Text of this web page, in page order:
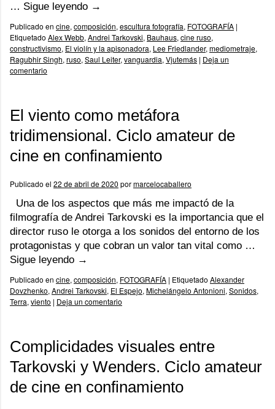
… Sigue leyendo →
Publicado en cine, composición, escultura fotografía, FOTOGRAFÍA |
Etiquetado Alex Webb, Andrei Tarkovski, Bauhaus, cine ruso,
constructivismo, El violín y la apisonadora, Lee Friedlander, mediometraje,
Ragubhir Singh, ruso, Saul Leiter, vanguardia, Vjutemás | Deja un
comentario
El viento como metáfora
tridimensional. Ciclo amateur de
cine en confinamiento
Publicado el 22 de abril de 2020 pormarcelocaballero
Una de los aspectos que más me impactó de la
filmografía de Andrei Tarkovski es la importancia que el
director ruso le otorga a los sonidos del entorno de los
protagonistas y que cobran un valor tan vital como …
Sigue leyendo →
Publicado en cine, composición, FOTOGRAFÍA | Etiquetado Alexander
Dovzhenko, Andrei Tarkovski, El Espejo, Michelángelo Antonioni, Sonidos,
Terra, viento | Deja un comentario
Complicidades visuales entre
Tarkovski y Wenders. Ciclo amateur
de cine en confinamiento